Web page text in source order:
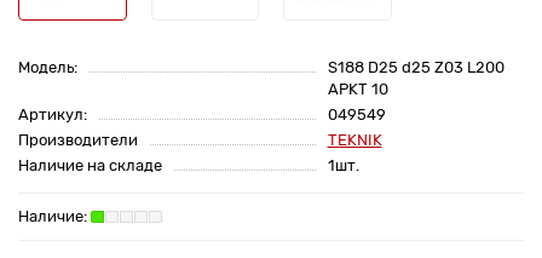
Модель:
S188 D25 d25 Z03 L200
APKT 10
Артикул:
049549
Производители
TEKNIK
Наличие на складе
1шт.